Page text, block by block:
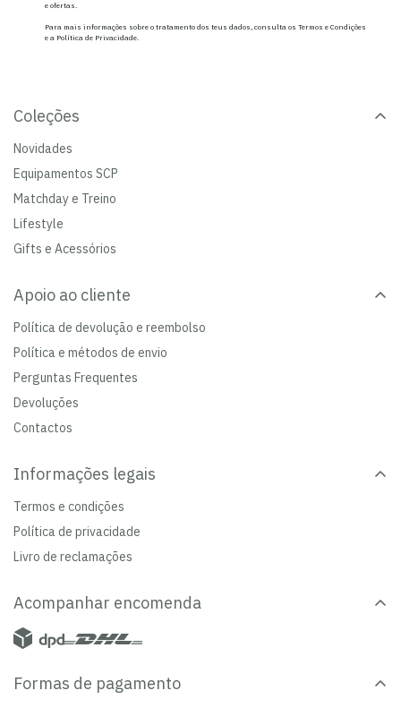
e ofertas.
Para mais informações sobre o tratamento dos teus dados, consulta os Termos e Condições
e a Política de Privacidade.
Coleções
Novidades
Equipamentos SCP
Matchday e Treino
Lifestyle
Gifts e Acessórios
Apoio ao cliente
Política de devolução e reembolso
Política e métodos de envio
Perguntas Frequentes
Devoluções
Contactos
Informações legais
Termos e condições
Política de privacidade
Livro de reclamações
Acompanhar encomenda
Formas de pagamento